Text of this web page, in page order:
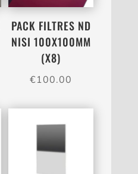
PACK FILTRES ND
NISI 100X100MM
(X8)
€100.00